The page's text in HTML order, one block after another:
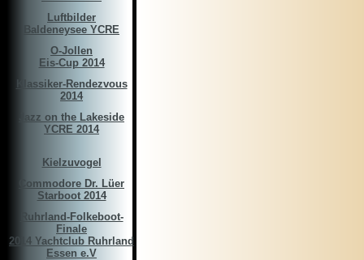
Luftbilder
Baldeneysee YCRE
O-Jollen
Eis-Cup 2014
Klassiker-Rendezvous
2014
Jazz on the Lakeside
YCRE 2014
Kielzuvogel
Commodore Dr. Lüer
Starboot 2014
Ruhrland-Folkeboot-
Finale
2014 Yachtclub Ruhrland
Essen e.V